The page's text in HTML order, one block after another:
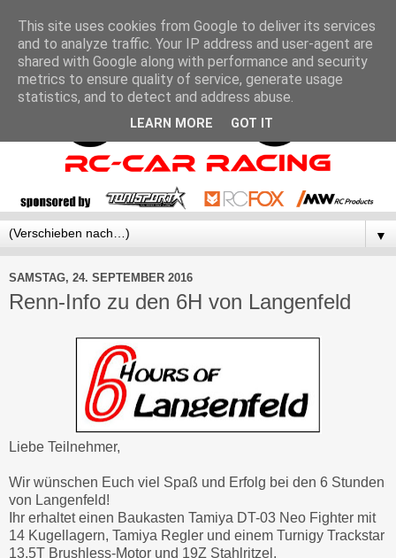
▼
SAMSTAG, 24. SEPTEMBER 2016
Renn-Info zu den 6H von Langenfeld
Liebe Teilnehmer,
Wir wünschen Euch viel Spaß und Erfolg bei den 6 Stunden
von Langenfeld!
Ihr erhaltet einen Baukasten Tamiya DT-03 Neo Fighter mit
14 Kugellagern, Tamiya Regler und einem Turnigy Trackstar
13,5T Brushless-Motor und 19Z Stahlritzel.
This site uses cookies from Google to deliver its services
and to analyze traffic. Your IP address and user-agent are
shared with Google along with performance and security
metrics to ensure quality of service, generate usage
statistics, and to detect and address abuse.
LEARN MORE GOT IT